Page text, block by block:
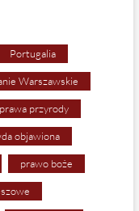
Portugalia
Warszawskie
prawa przyrody
objawiona
prawo boże